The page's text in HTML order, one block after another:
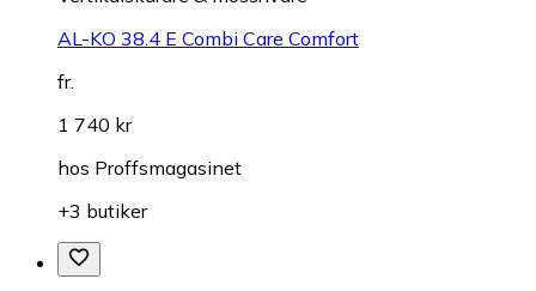
AL-KO 38.4 E Combi Care Comfort
fr.
1 740 kr
hos Proffsmagasinet
+3 butiker